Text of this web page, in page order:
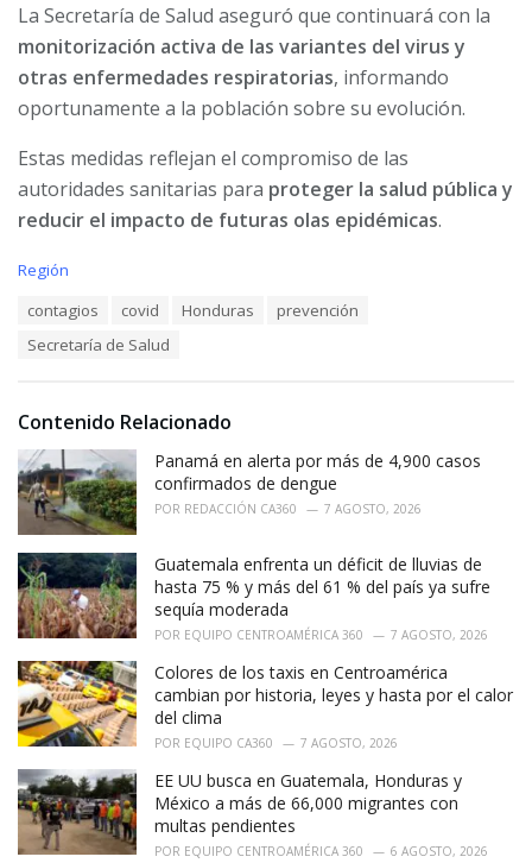
La Secretaría de Salud aseguró que continuará con la
monitorización activa de las variantes del virus y
otras enfermedades respiratorias, informando
oportunamente a la población sobre su evolución.
Estas medidas reflejan el compromiso de las
autoridades sanitarias para proteger la salud pública y
reducir el impacto de futuras olas epidémicas.
C
i
s
:
Región
contagios covid Honduras
prevención
Secretaría de Salud
Contenido Relacionado
Panamá en alerta por más de 4,900 casos
confirmados de dengue
POR REDACCIÓN CA360 7 AGOSTO, 2026
Guatemala enfrenta un déficit de lluvias de
hasta 75 % y más del 61 % del país ya sufre
sequía moderada
POR EQUIPO CENTROAMÉRICA 360 7 AGOSTO, 2026
Colores de los taxis en Centroamérica
cambian por historia, leyes y hasta por el calor
del clima
POR EQUIPO CA360 7 AGOSTO, 2026
EE UU busca en Guatemala, Honduras y
México a más de 66,000 migrantes con
multas pendientes
POR EQUIPO CENTROAMÉRICA 360 6 AGOSTO, 2026